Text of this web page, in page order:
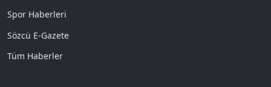
Spor Haberleri
Sözcü E-Gazete
Tüm Haberler